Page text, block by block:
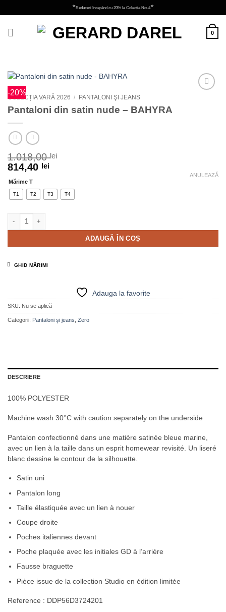
to
⭐Reduceri începând cu 20% la Colecția Nouă⭐
0
-20%
COLECȚIA VARĂ 2026 / PANTALONI ŞI JEANS
Pantaloni din satin nude – BAHYRA
1.018,00lei
814,40 lei
Mărime T
T1 T2 T3 T4
ANULEAZĂ
ADAUGĂ ÎN COȘ
GHID MĂRIMI
Adauga la favorite
SKU: Nu se aplică
Categorii: Pantaloni şi jeans Zero
DESCRIERE
100% POLYESTER
Machine wash 30°C with caution separately on the underside
Pantalon confectionné dans une matière satinée bleue marine,
avec un lien à la taille dans un esprit homewear revisité. Un liseré
blanc dessine le contour de la silhouette.
Satin uni
Pantalon long
Taille élastiquée avec un lien à nouer
Coupe droite
Poches italiennes devant
Poche plaquée avec les initiales GD à l’arrière
Fausse braguette
Pièce issue de la collection Studio en édition limitée
Reference : DDP56D3724201